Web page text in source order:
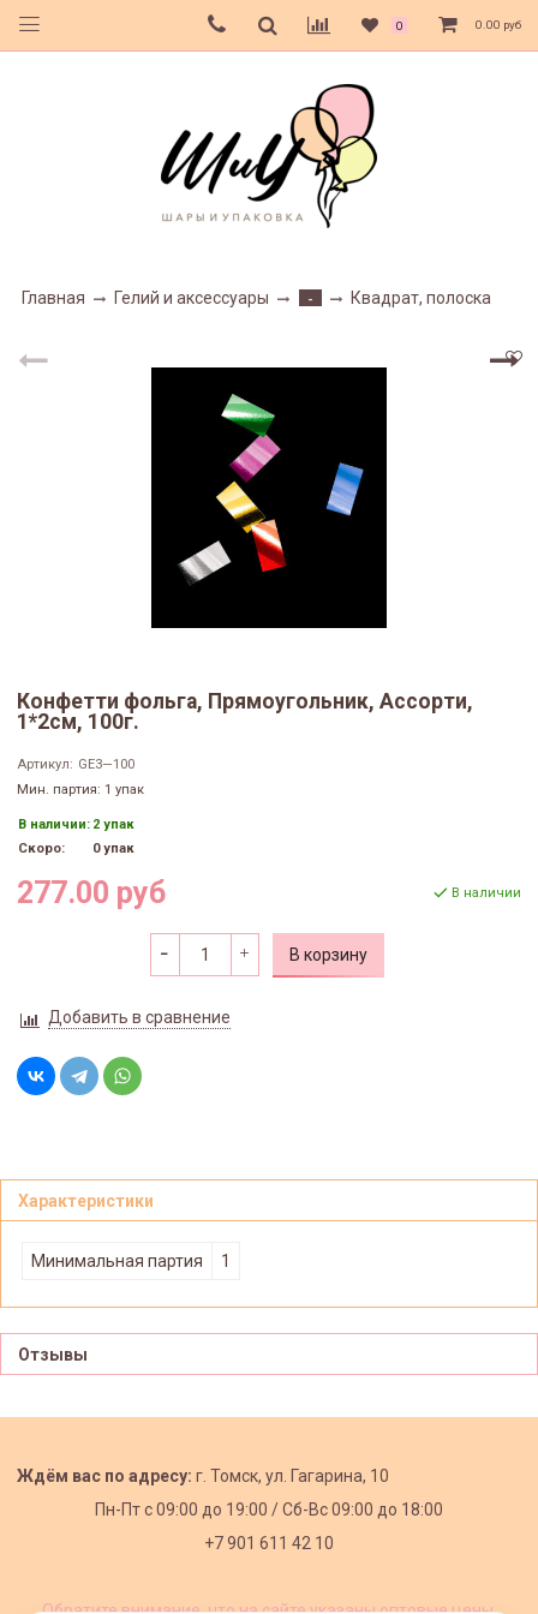
0 0.00 руб
Главная Гелий и аксессуары - Квадрат, полоска
Конфетти фольга, Прямоугольник, Ассорти,
1*2см, 100г.
Артикул: GE3—100
Мин. партия: 1 упак
В наличии: 2 упак
Скоро:
0 упак
277.00 руб В наличии
В корзину
Добавить в сравнение
Характеристики
Минимальная партия 1
Отзывы
Ждём вас по адресу: г. Томск, ул. Гагарина, 10
Пн-Пт с09:00 до 19:00 /Сб-Вс 09:00 до 18:00
+7 901 611 42 10